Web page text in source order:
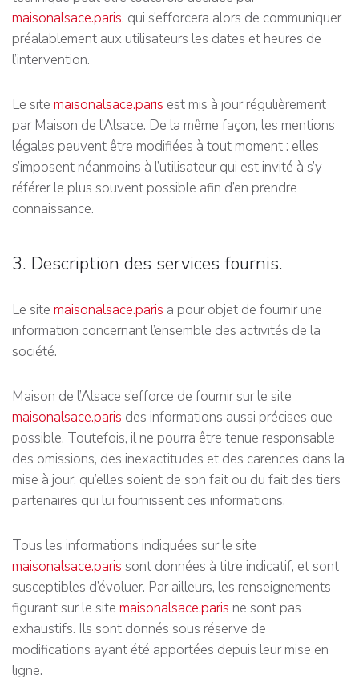
maisonalsace.paris, qui s’efforcera alors de communiquer
préalablement aux utilisateurs les dates et heures de
l’intervention.
Le site maisonalsace.paris est mis à jour régulièrement
par Maison de l’Alsace. De la même façon, les mentions
légales peuvent être modifiées à tout moment : elles
s’imposent néanmoins à l’utilisateur qui est invité à s’y
référer le plus souvent possible afin d’en prendre
connaissance.
3. Description des services fournis.
Le site maisonalsace.paris a pour objet de fournir une
information concernant l’ensemble des activités de la
société.
Maison de l’Alsace s’efforce de fournir sur le site
maisonalsace.paris des informations aussi précises que
possible. Toutefois, il ne pourra être tenue responsable
des omissions, des inexactitudes et des carences dans la
mise à jour, qu’elles soient de son fait ou du fait des tiers
partenaires qui lui fournissent ces informations.
Tous les informations indiquées sur le site
maisonalsace.paris sont données à titre indicatif, et sont
susceptibles d’évoluer. Par ailleurs, les renseignements
figurant sur le site maisonalsace.paris ne sont pas
exhaustifs. Ils sont donnés sous réserve de
modifications ayant été apportées depuis leur mise en
ligne.